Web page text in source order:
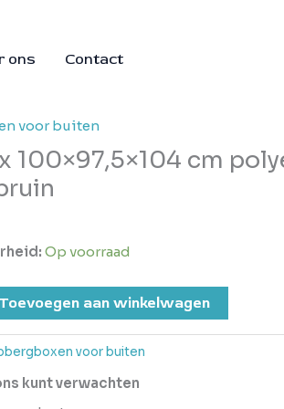
ons Contact
voor buiten
100×97,5×104 cm
Op voorraad
aan winkelwagen
voor buiten
kunt verwachten